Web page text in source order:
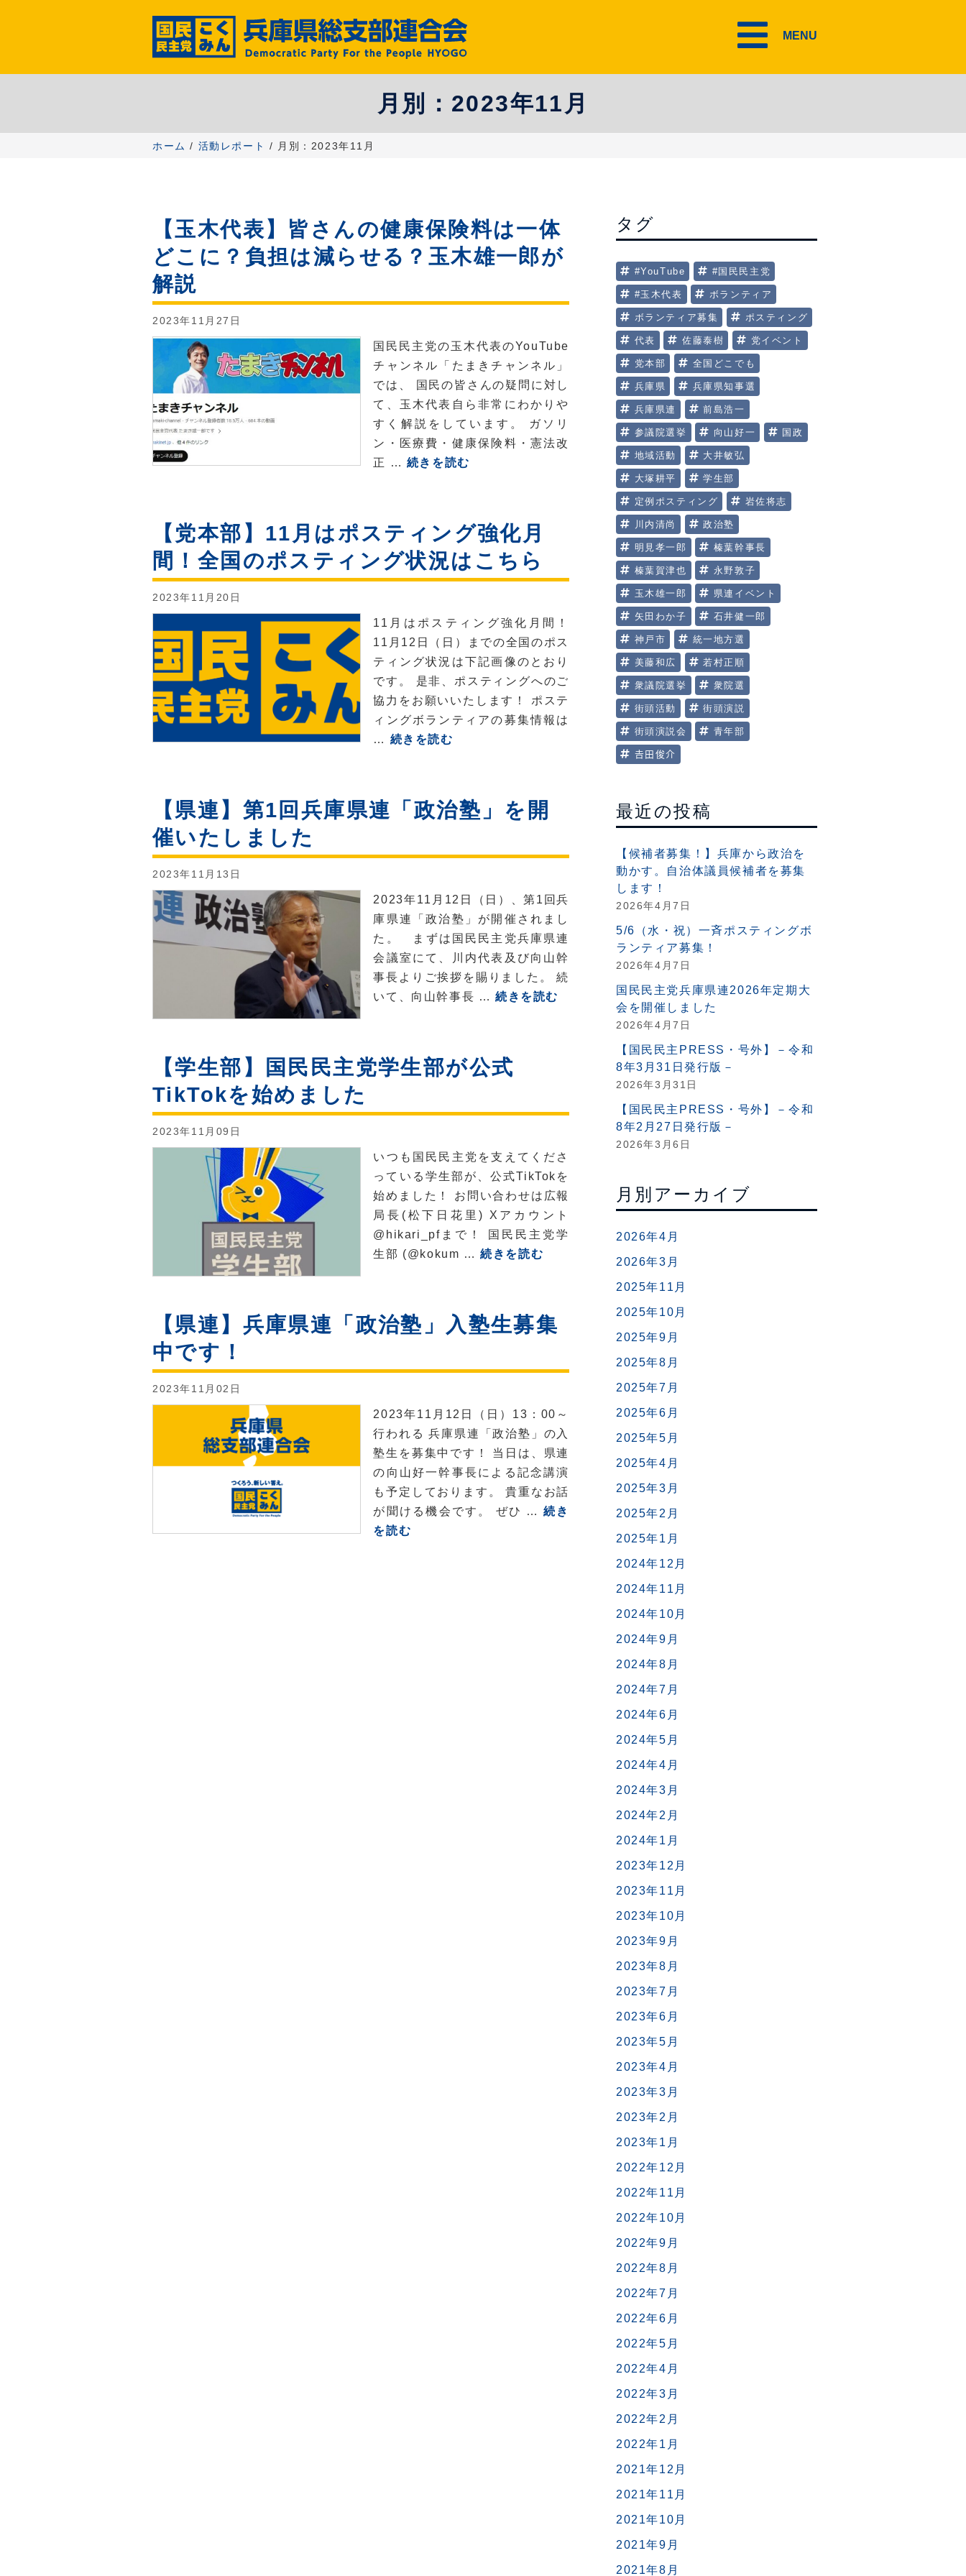
ツ
MENU
月別： 2023年11月
ホーム / 活動レポート / 月別：2023年11月
【玉木代表】皆さんの健康保険料は一体
どこに？負担は減らせる？玉木雄一郎が
解説
2023年11月27日
国民民主党の玉木代表のYouTube
チャンネル「たまきチャンネル」
では、 国民の皆さんの疑問に対し
て、玉木代表自ら非常にわかりや
すく解説をしています。 ガソリ
ン・医療費・健康保険料・憲法改
正 … 続きを読む
表】
皆
さ
ん
健
康
保
険
料
は
に？
ら
せ
る？
玉
木
雄
が
【党本部】11月はポスティング強化月
間！全国のポスティング状況はこちら
2023年11月20日
11月はポスティング強化月間！
11月12日（日）までの全国のポス
ティング状況は下記画像のとおり
です。 是非、ポスティングへのご
協力をお願いいたします！ ポステ
ィングボランティアの募集情報は
… 続きを読む
11
月
ポ
テ
ィ
ン
グ
強
化
国
ィ
ン
グ
状
況
ら
【県連】第1回兵庫県連「政治塾」を開
催いたしました
2023年11月13日
2023年11月12日（日）、第1回兵
庫県連「政治塾」が開催されまし
た。 まずは国民民主党兵庫県連
会議室にて、川内代表及び向山幹
事長よりご挨拶を賜りました。 続
いて、向山幹事長 …続きを読む
庫
連
「政
治
塾」
を
【学生部】国民民主党学生部が公式
TikTokを始めました
2023年11月09日
いつも国民民主党を支えてくださ
っている学生部が、公式TikTokを
始めました！ お問い合わせは広報
局長(松下日花里) Xアカウント
@hikari_pfまで！ 国民民主党学
生部 (@kokum …続きを読む
国
民
主
学
生
部
が
公
式
【県連】兵庫県連「政治塾」入塾生募集
中です！
2023年11月02日
2023年11月12日（日）13：00～
行われる 兵庫県連「政治塾」の入
塾生を募集中です！ 当日は、県連
の向山好一幹事長による記念講演
も予定しております。 貴重なお話
が聞ける機会です。 ぜひ …続き
を読む
タグ
#YouTube #国民民主党
#玉木代表 ボランティア
ボランティア募集 ポスティング
代表 佐藤泰樹 党イベント
党本部 全国どこでも
兵庫県 兵庫県知事選
兵庫県連 前島浩一
参議院選挙 向山好一 国政
地域活動 大井敏弘
大塚耕平 学生部
定例ポスティング 岩佐将志
川内清尚 政治塾
明見孝一郎 榛葉幹事長
榛葉賀津也 永野敦子
玉木雄一郎 県連イベント
矢田わか子 石井健一郎
神戸市 統一地方選
美藤和広 若村正順
衆議院選挙 衆院選
街頭活動 街頭演説
街頭演説会 青年部
𠮷田俊介
最近の投稿
【候補者募集！】兵庫から政治を
動かす。自治体議員候補者を募集
します！
2026年4月7日
5/6（水・祝）一斉ポスティングボ
ランティア募集！
2026年4月7日
国民民主党兵庫県連2026年定期大
会を開催しました
2026年4月7日
【国民民主PRESS・号外】－令和
8年3月31日発行版－
2026年3月31日
【国民民主PRESS・号外】－令和
8年2月27日発行版－
2026年3月6日
月別アーカイブ
2026年4月
2026年3月
2025年11月
2025年10月
2025年9月
2025年8月
2025年7月
2025年6月
2025年5月
2025年4月
2025年3月
2025年2月
2025年1月
2024年12月
2024年11月
2024年10月
2024年9月
2024年8月
2024年7月
2024年6月
2024年5月
2024年4月
2024年3月
2024年2月
2024年1月
2023年12月
2023年11月
2023年10月
2023年9月
2023年8月
2023年7月
2023年6月
2023年5月
2023年4月
2023年3月
2023年2月
2023年1月
2022年12月
2022年11月
2022年10月
2022年9月
2022年8月
2022年7月
2022年6月
2022年5月
2022年4月
2022年3月
2022年2月
2022年1月
2021年12月
2021年11月
2021年10月
2021年9月
2021年8月